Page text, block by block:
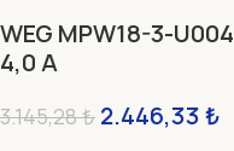
WEG MPW18-3-
4,0 A
3.145,28₺ 2.446,33₺